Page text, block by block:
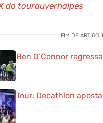
do tourauverhalpes
FIM DE ARTIGO.
Ben O’Connor
Tour: Decathlon